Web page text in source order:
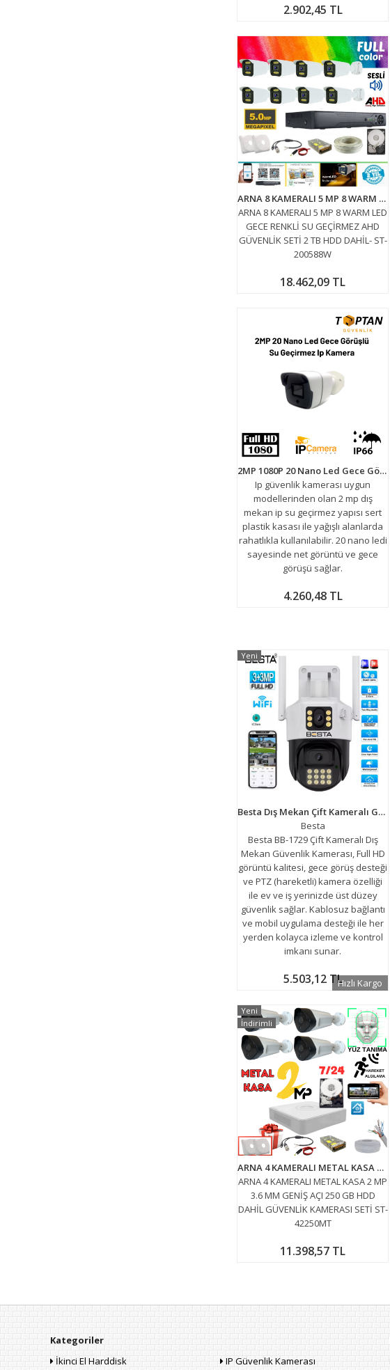
2.902,45 TL
ARNA 8 KAMERALI 5 MP 8 WARM LED GECE RENKLİ SU GEÇİRMEZ AHD GÜVENLİK SETİ 2 TB HDD DAHİL- ST-200588W
ARNA 8 KAMERALI 5 MP 8 WARM LED
GECE RENKLİ SU GEÇİRMEZ AHD
GÜVENLİK SETİ 2 TB HDD DAHİL- ST-
200588W
18.462,09 TL
2MP 1080P 20 Nano Led Gece Görüşlü Su Geçirmez Ip Kamera ARNA-1120
Ip güvenlik kamerası uygun
modellerinden olan 2 mp dış
mekan ip su geçirmez yapısı sert
plastik kasası ile yağışlı alanlarda
rahatlıkla kullanılabilir. 20 nano ledi
sayesinde net görüntü ve gece
görüşü sağlar.
4.260,48 TL
Besta Dış Mekan Çift Kameralı Gece Görüşlü Full Hd Ip Akıllı Güvenlik Kamerası PTZ GÜVENLİK KAMERASI BB-1729
Besta
Besta BB-1729 Çift Kameralı Dış
Mekan Güvenlik Kamerası, Full HD
görüntü kalitesi, gece görüş desteği
ve PTZ (hareketli) kamera özelliği
ile ev ve iş yerinizde üst düzey
güvenlik sağlar. Kablosuz bağlantı
ve mobil uygulama desteği ile her
yerden kolayca izleme ve kontrol
imkanı sunar.
5.503,12 TL
Yeni
Hızlı Kargo
ARNA 4 KAMERALI METAL KASA 2 MP 3.6 MM GENİŞ AÇI 250 GB HDD DAHİL GÜVENLİK KAMERASI SETİ ST-42250MT
ARNA 4 KAMERALI METAL KASA 2 MP
3.6 MM GENİŞ AÇI 250 GB HDD
DAHİL GÜVENLİK KAMERASI SETİ ST-
42250MT
11.398,57 TL
Yeni
İndirimli
Kategoriler
İkinci El Harddisk
IP Güvenlik Kamerası